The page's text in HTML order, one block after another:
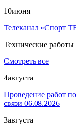
10июня
Телеканал «Спорт
Технические работы
Смотреть все
4августа
Проведение работ
связи 06.08.2026
3августа